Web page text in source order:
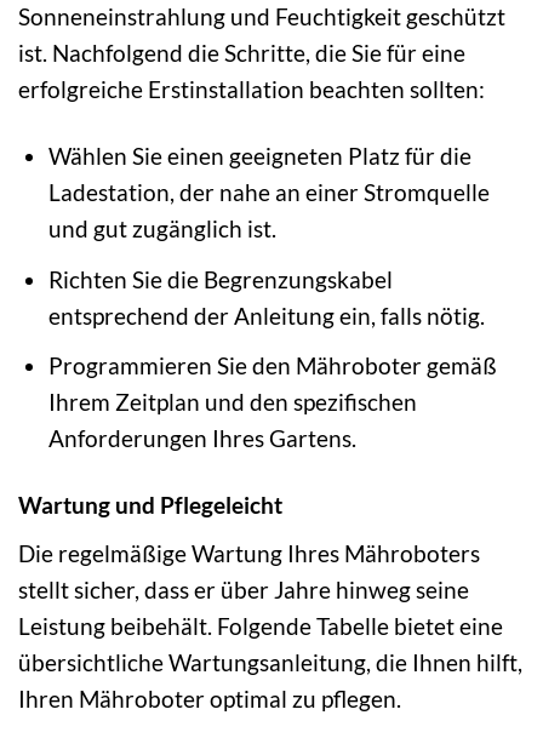
Sonneneinstrahlung und Feuchtigkeit geschützt
ist. Nachfolgend die Schritte, die Sie für eine
erfolgreiche Erstinstallation beachten sollten:
Wählen Sie einen geeigneten Platz für die
Ladestation, der nahe an einer Stromquelle
und gut zugänglich ist.
Richten Sie die Begrenzungskabel
entsprechend der Anleitung ein, falls nötig.
Programmieren Sie den Mähroboter gemäß
Ihrem Zeitplan und den spezifischen
Anforderungen Ihres Gartens.
Wartung und Pflegeleicht
Die regelmäßige Wartung Ihres Mähroboters
stellt sicher, dass er über Jahre hinweg seine
Leistung beibehält. Folgende Tabelle bietet eine
übersichtliche Wartungsanleitung, die Ihnen hilft,
Ihren Mähroboter optimal zu pflegen.